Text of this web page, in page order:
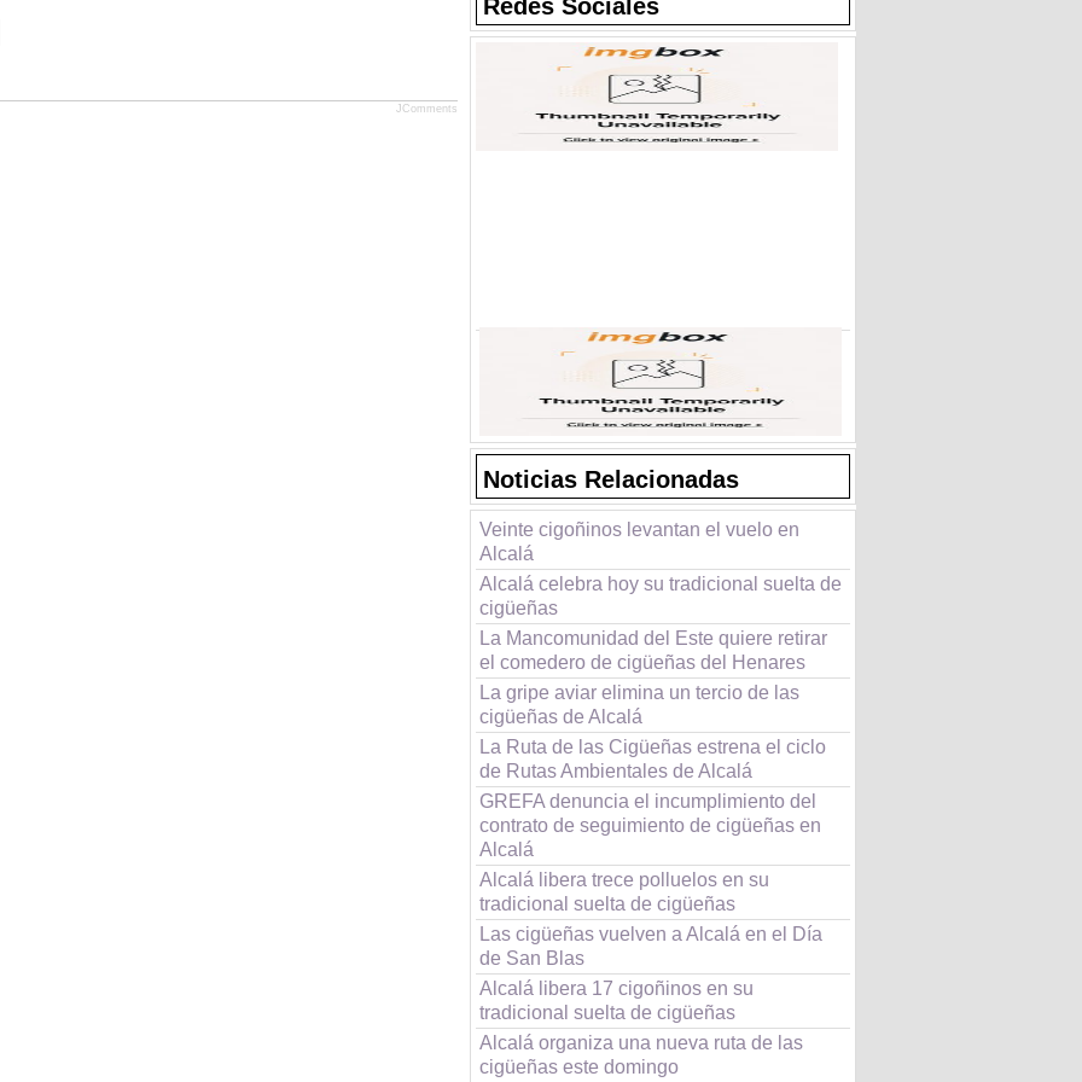
JComments
Redes Sociales
Noticias Relacionadas
Veinte cigoñinos levantan el vuelo en
Alcalá
Alcalá celebra hoy su tradicional suelta de
cigüeñas
La Mancomunidad del Este quiere retirar
el comedero de cigüeñas del Henares
La gripe aviar elimina un tercio de las
cigüeñas de Alcalá
La Ruta de las Cigüeñas estrena el ciclo
de Rutas Ambientales de Alcalá
GREFA denuncia el incumplimiento del
contrato de seguimiento de cigüeñas en
Alcalá
Alcalá libera trece polluelos en su
tradicional suelta de cigüeñas
Las cigüeñas vuelven a Alcalá en el Día
de San Blas
Alcalá libera 17 cigoñinos en su
tradicional suelta de cigüeñas
Alcalá organiza una nueva ruta de las
cigüeñas este domingo